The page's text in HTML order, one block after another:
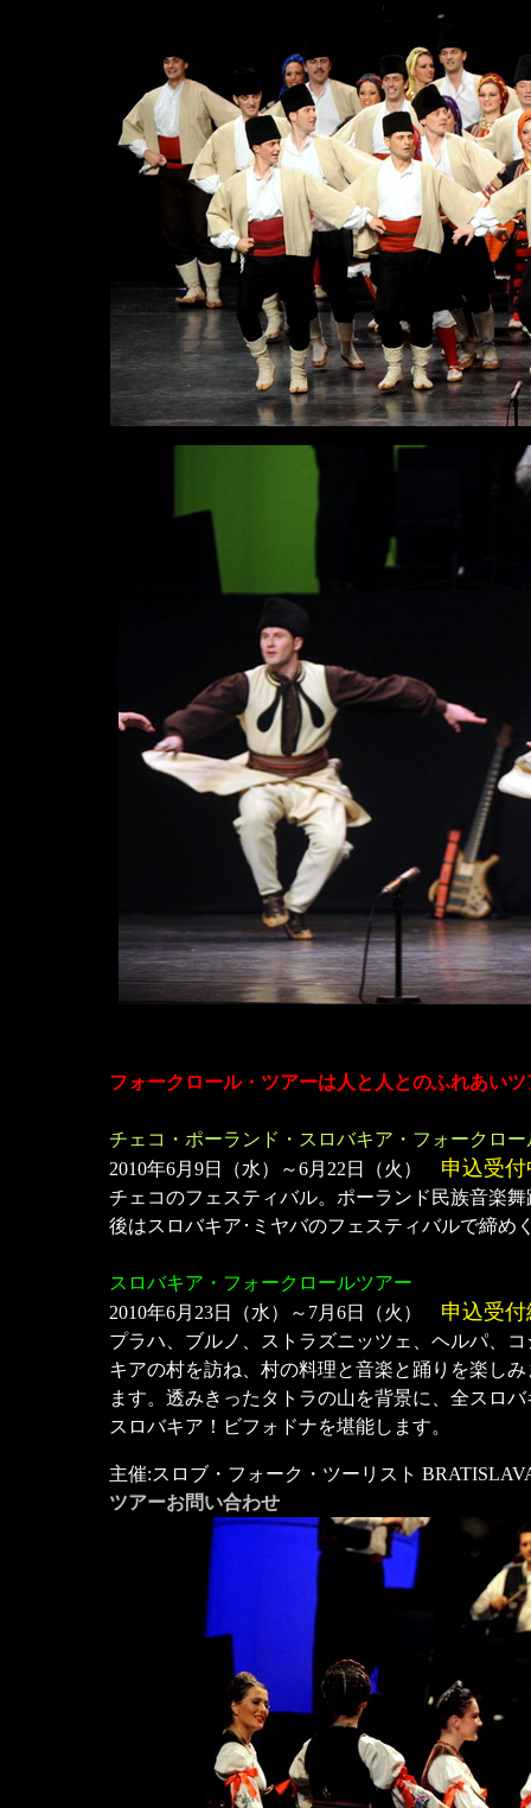
フォークロール・ツアーは人と人とのふれあいツ
チェコ・ポーランド・スロバキア・フォークロー
2010年6月9日（水）～6月22日（火） 申込受付
チェコのフェスティバル。ポーランド民族音楽
後はスロバキア･ミヤバのフェスティバルで締め
スロバキア・フォークロールツアー
2010年6月23日（水）～7月6日（火） 申込受
プラハ、ブルノ、ストラズニッツェ、ヘルパ、
キアの村を訪ね、村の料理と音楽と踊りを楽し
ます。透みきったタトラの山を背景に、全スロ
スロバキア！ビフォドナを堪能します。
主催:スロブ・フォーク・ツーリスト
ツアーお問い合わせ